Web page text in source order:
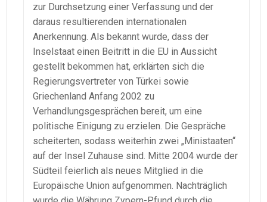
zur Durchsetzung einer Verfassung und der
daraus resultierenden internationalen
Anerkennung. Als bekannt wurde, dass der
Inselstaat einen Beitritt in die EU in Aussicht
gestellt bekommen hat, erklärten sich die
Regierungsvertreter von Türkei sowie
Griechenland Anfang 2002 zu
Verhandlungsgesprächen bereit, um eine
politische Einigung zu erzielen. Die Gespräche
scheiterten, sodass weiterhin zwei „Ministaaten“
auf der Insel Zuhause sind. Mitte 2004 wurde der
Südteil feierlich als neues Mitglied in die
Europäische Union aufgenommen. Nachträglich